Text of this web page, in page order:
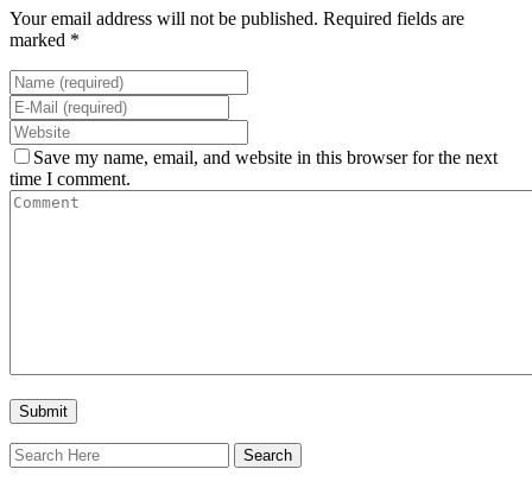
Your email address will not be published. Required fields are
marked *
Save my name, email, and website in this browser for the next
time I comment.